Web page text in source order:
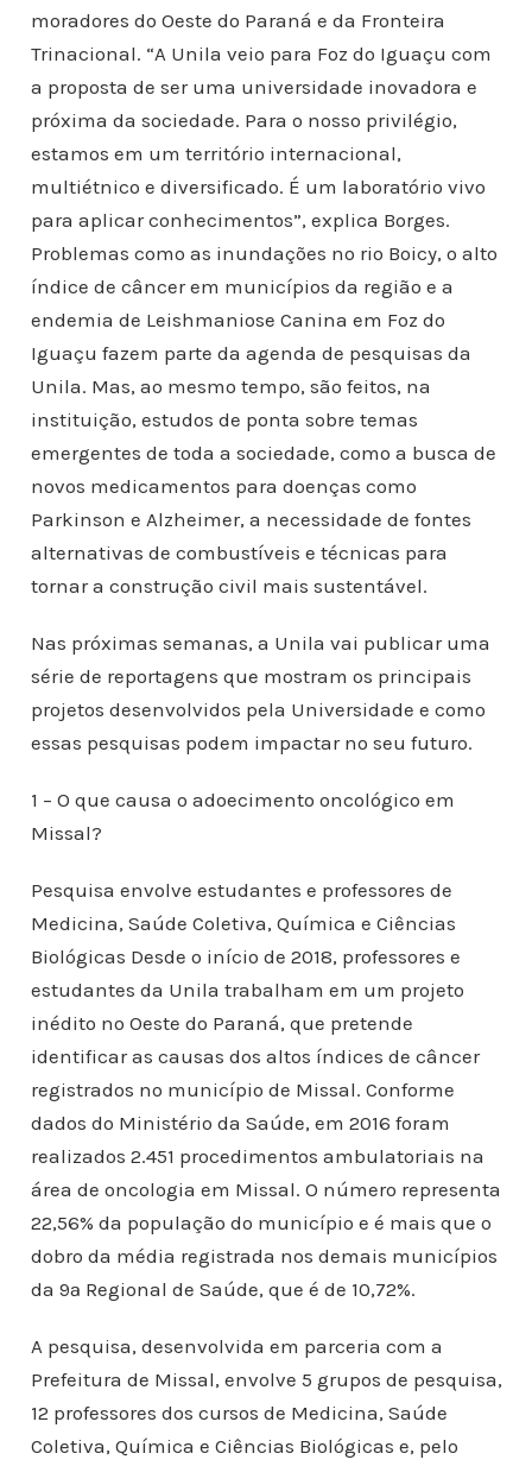
moradores do Oeste do Paraná e da Fronteira
Trinacional. “A Unila veio para Foz do Iguaçu com
a proposta de ser uma universidade inovadora e
próxima da sociedade. Para o nosso privilégio,
estamos em um território internacional,
multiétnico e diversificado. É um laboratório vivo
para aplicar conhecimentos”, explica Borges.
Problemas como as inundações no rio Boicy, o alto
índice de câncer em municípios da região e a
endemia de Leishmaniose Canina em Foz do
Iguaçu fazem parte da agenda de pesquisas da
Unila. Mas, ao mesmo tempo, são feitos, na
instituição, estudos de ponta sobre temas
emergentes de toda a sociedade, como a busca de
novos medicamentos para doenças como
Parkinson e Alzheimer, a necessidade de fontes
alternativas de combustíveis e técnicas para
tornar a construção civil mais sustentável.
Nas próximas semanas, a Unila vai publicar uma
série de reportagens que mostram os principais
projetos desenvolvidos pela Universidade e como
essas pesquisas podem impactar no seu futuro.
1 – O que causa o adoecimento oncológico em
Missal?
Pesquisa envolve estudantes e professores de
Medicina, Saúde Coletiva, Química e Ciências
Biológicas Desde o início de 2018, professores e
estudantes da Unila trabalham em um projeto
inédito no Oeste do Paraná, que pretende
identificar as causas dos altos índices de câncer
registrados no município de Missal. Conforme
dados do Ministério da Saúde, em 2016 foram
realizados 2.451 procedimentos ambulatoriais na
área de oncologia em Missal. O número representa
22,56% da população do município e é mais que o
dobro da média registrada nos demais municípios
da 9ª Regional de Saúde, que é de 10,72%.
A pesquisa, desenvolvida em parceria com a
Prefeitura de Missal, envolve 5 grupos de pesquisa,
12 professores dos cursos de Medicina, Saúde
Coletiva, Química e Ciências Biológicas e, pelo